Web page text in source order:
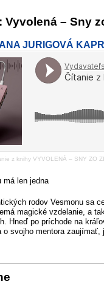
Vyvolená – Sny
JURIGOVÁ
z knihy VYVOLENÁ – SNY ZO
má len jedna
rodov Vesmonu sa
magické vzdelanie, a
Hneď po príchode na
o svojho mentora